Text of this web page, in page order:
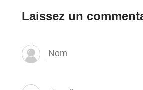
Laissez un